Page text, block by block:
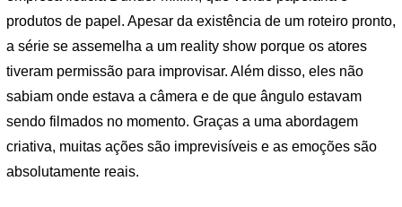
produtos de papel. Apesar da existência de um roteiro pronto,
a série se assemelha a um reality show porque os atores
tiveram permissão para improvisar. Além disso, eles não
sabiam onde estava a câmera e de que ângulo estavam
sendo filmados no momento. Graças a uma abordagem
criativa, muitas ações são imprevisíveis e as emoções são
absolutamente reais.